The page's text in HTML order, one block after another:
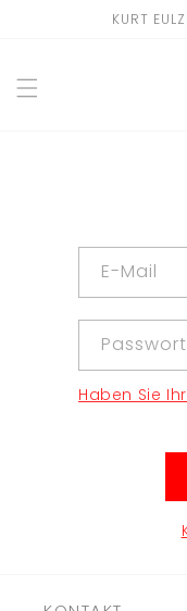
KURT
E-Mail
Passwort
Haben Sie